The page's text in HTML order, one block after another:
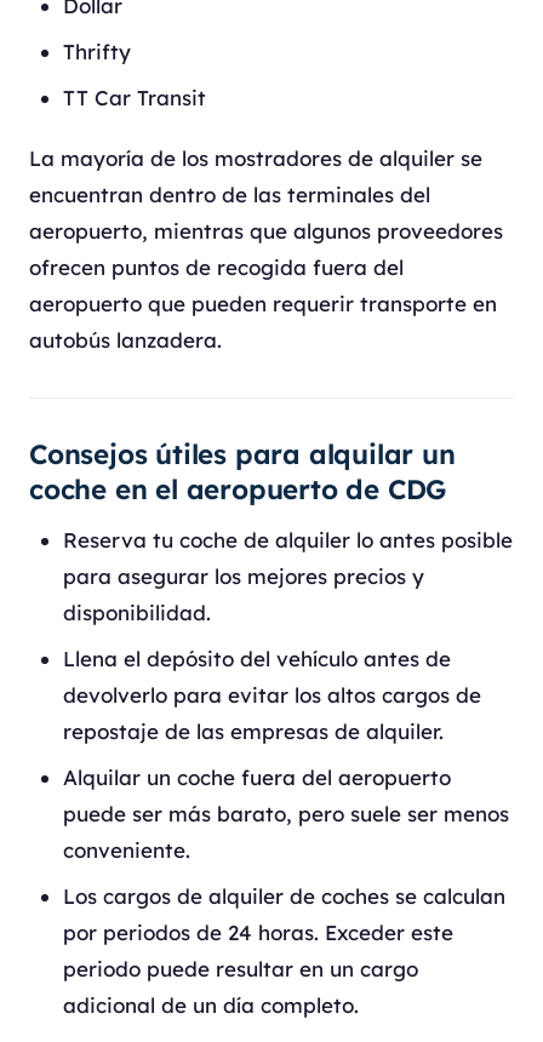
Dollar
Thrifty
TT Car Transit
La mayoría de los mostradores de alquiler se
encuentran dentro de las terminales del
aeropuerto, mientras que algunos proveedores
ofrecen puntos de recogida fuera del
aeropuerto que pueden requerir transporte en
autobús lanzadera.
Consejos útiles para alquilar un
coche en el aeropuerto de CDG
Reserva tu coche de alquiler lo antes posible
para asegurar los mejores precios y
disponibilidad.
Llena el depósito del vehículo antes de
devolverlo para evitar los altos cargos de
repostaje de las empresas de alquiler.
Alquilar un coche fuera del aeropuerto
puede ser más barato, pero suele ser menos
conveniente.
Los cargos de alquiler de coches se calculan
por periodos de 24 horas. Exceder este
periodo puede resultar en un cargo
adicional de un día completo.